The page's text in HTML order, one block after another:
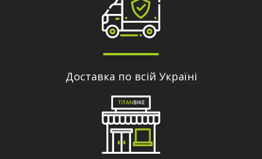
Доставка по всій Україні